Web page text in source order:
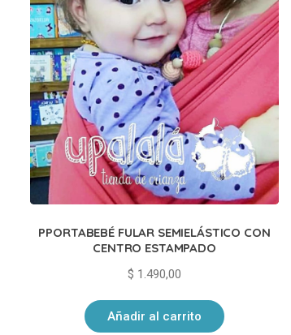
PPORTABEBÉ FULAR SEMIELÁSTICO CON
CENTRO ESTAMPADO
$ 1.490,00
Añadir al carrito